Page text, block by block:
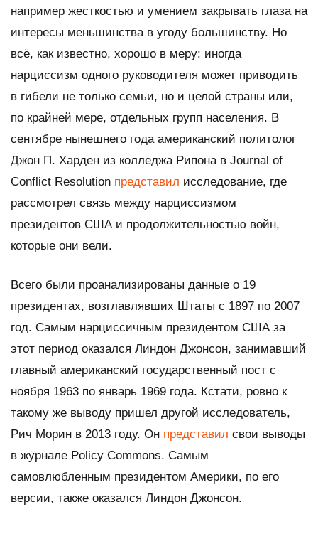
например жесткостью и умением закрывать глаза на
интересы меньшинства в угоду большинству. Но
всё, как известно, хорошо в меру: иногда
нарциссизм одного руководителя может приводить
в гибели не только семьи, но и целой страны или,
по крайней мере, отдельных групп населения. В
сентябре нынешнего года американский политолог
Джон П. Харден из колледжа Рипона в Journal of
Conflict Resolution представил исследование, где
рассмотрел связь между нарциссизмом
президентов США и продолжительностью войн,
которые они вели.
Всего были проанализированы данные о 19
президентах, возглавлявших Штаты с 1897 по 2007
год. Самым нарциссичным президентом США за
этот период оказался Линдон Джонсон, занимавший
главный американский государственный пост с
ноября 1963 по январь 1969 года. Кстати, ровно к
такому же выводу пришел другой исследователь,
Рич Морин в 2013 году. Он представил свои выводы
в журнале Policy Commons. Самым
самовлюбленным президентом Америки, по его
версии, также оказался Линдон Джонсон.